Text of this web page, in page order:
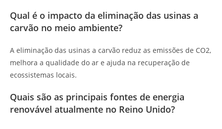
Qual é o impacto da eliminação das usinas a
carvão no meio ambiente?
A eliminação das usinas a carvão reduz as emissões de CO2,
melhora a qualidade do ar e ajuda na recuperação de
ecossistemas locais.
Quais são as principais fontes de energia
renovável atualmente no Reino Unido?